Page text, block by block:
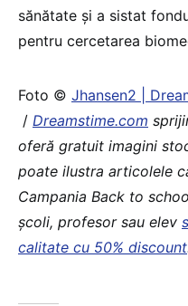
sănătate și a sistat
pentru cercetarea
Foto © Jhansen2 |
/ Dreamstime.com
oferă gratuit imagini
poate ilustra articolele
Campania Back to
școli, profesor sau elev
calitate cu 50% discount